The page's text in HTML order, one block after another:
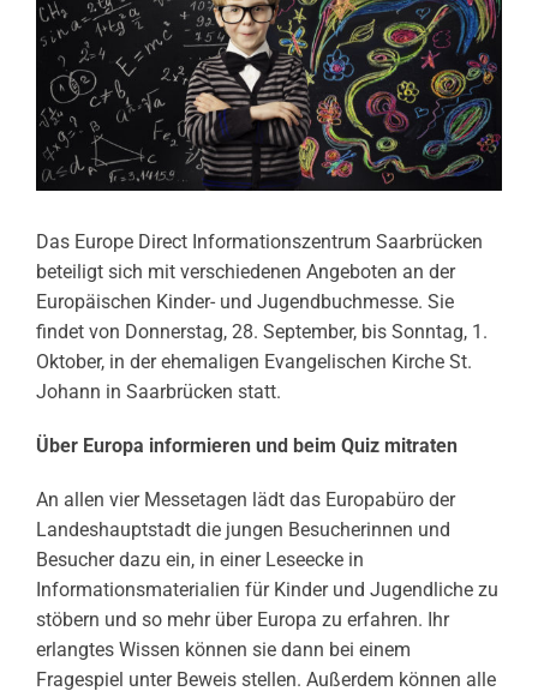
Das Europe Direct Informationszentrum Saarbrücken
beteiligt sich mit verschiedenen Angeboten an der
Europäischen Kinder- und Jugendbuchmesse. Sie
findet von Donnerstag, 28. September, bis Sonntag, 1.
Oktober, in der ehemaligen Evangelischen Kirche St.
Johann in Saarbrücken statt.
Über Europa informieren und beim Quiz mitraten
An allen vier Messetagen lädt das Europabüro der
Landeshauptstadt die jungen Besucherinnen und
Besucher dazu ein, in einer Leseecke in
Informationsmaterialien für Kinder und Jugendliche zu
stöbern und so mehr über Europa zu erfahren. Ihr
erlangtes Wissen können sie dann bei einem
Fragespiel unter Beweis stellen. Außerdem können alle